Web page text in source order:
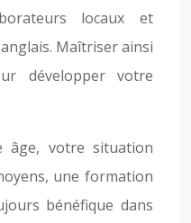
locaux et
Maîtriser ainsi
développer votre
âge, votre situation
une formation
bénéfique dans